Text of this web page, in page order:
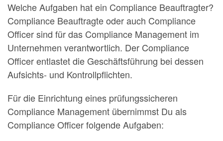
Welche Aufgaben hat ein Compliance Beauftragter?
Compliance Beauftragte oder auch Compliance
Officer sind für das Compliance Management im
Unternehmen verantwortlich. Der Compliance
Officer entlastet die Geschäftsführung bei dessen
Aufsichts- und Kontrollpflichten.
Für die Einrichtung eines prüfungssicheren
Compliance Management übernimmst Du als
Compliance Officer folgende Aufgaben: